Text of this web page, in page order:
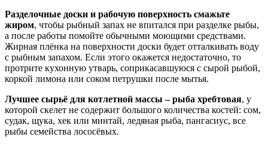
Разделочные доски и рабочую поверхность смажьте
жиром, чтобы рыбный запах не впитался при разделке рыбы,
а после работы помойте обычными моющими средствами.
Жирная плёнка на поверхности доски будет отталкивать воду
с рыбным запахом. Если этого окажется недостаточно, то
протрите кухонную утварь, соприкасавшуюся с сырой рыбой,
коркой лимона или соком петрушки после мытья.
Лучшее сырьё для котлетной массы – рыба хребтовая, у
которой скелет не содержит большого количества костей: сом,
судак, щука, хек или минтай, ледяная рыба, пангасиус, все
рыбы семейства лососёвых.